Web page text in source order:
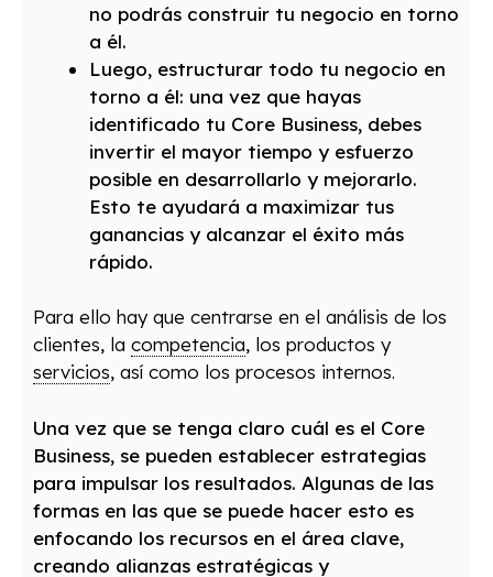
no podrás construir tu negocio en torno
a él.
Luego, estructurar todo tu negocio en
torno a él: una vez que hayas
identificado tu Core Business, debes
invertir el mayor tiempo y esfuerzo
posible en desarrollarlo y mejorarlo.
Esto te ayudará a maximizar tus
ganancias y alcanzar el éxito más
rápido.
Para ello hay que centrarse en el análisis de los
clientes, la competencia, los productos y
servicios, así como los procesos internos.
Una vez que se tenga claro cuál es el Core
Business, se pueden establecer estrategias
para impulsar los resultados. Algunas de las
formas en las que se puede hacer esto es
enfocando los recursos en el área clave,
creando alianzas estratégicas y